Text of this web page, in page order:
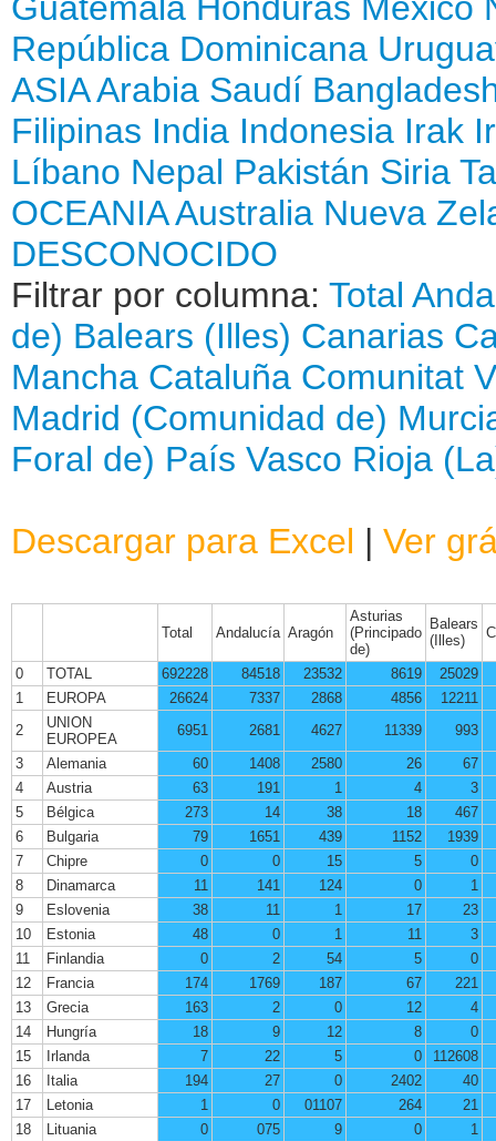
República Dominicana
ASIAArabia Saudí
Filipinas India Indonesia Irak
Líbano Nepal Pakistán Siria
OCEANIAAustralia Nueva
DESCONOCIDO
Filtrar por columna: Total
de) Balears (Illes) Canarias
Mancha Cataluña Comunitat
Madrid (Comunidad de)
Foral de) País Vasco Rioja
Descargar para Excel | Ver
Total Andalucía Aragón
Asturias
(Principado
de)
Balears
(Illes)
0 TOTAL 692228 84518 23532 8619
25029
1
EUROPA 26624 7337 2868 4856
12211
2
UNION
EUROPEA
6951 2681 4627 11339
993
3
Alemania 60 1408 2580 26
67
4
Austria 63 191 1 4
3
5
Bélgica 273 14 38 18
467
6
Bulgaria 79 1651 439 1152
1939
7
Chipre 0 0 15 5
0
8
Dinamarca 11 141 124 0
1
9
Eslovenia 38 11 1 17
23
10
Estonia 48 0 1 11
3
11
Finlandia 0 2 54 5
0
12
Francia 174 1769 187 67
221
13
Grecia 163 2 0 12
4
14
Hungría 18 9 12 8
0
15
Irlanda 7 22 5 0
112608
16
Italia 194 27 0 2402
40
17
Letonia 1 0 01107 264
21
18
Lituania 0 075 9 0
1